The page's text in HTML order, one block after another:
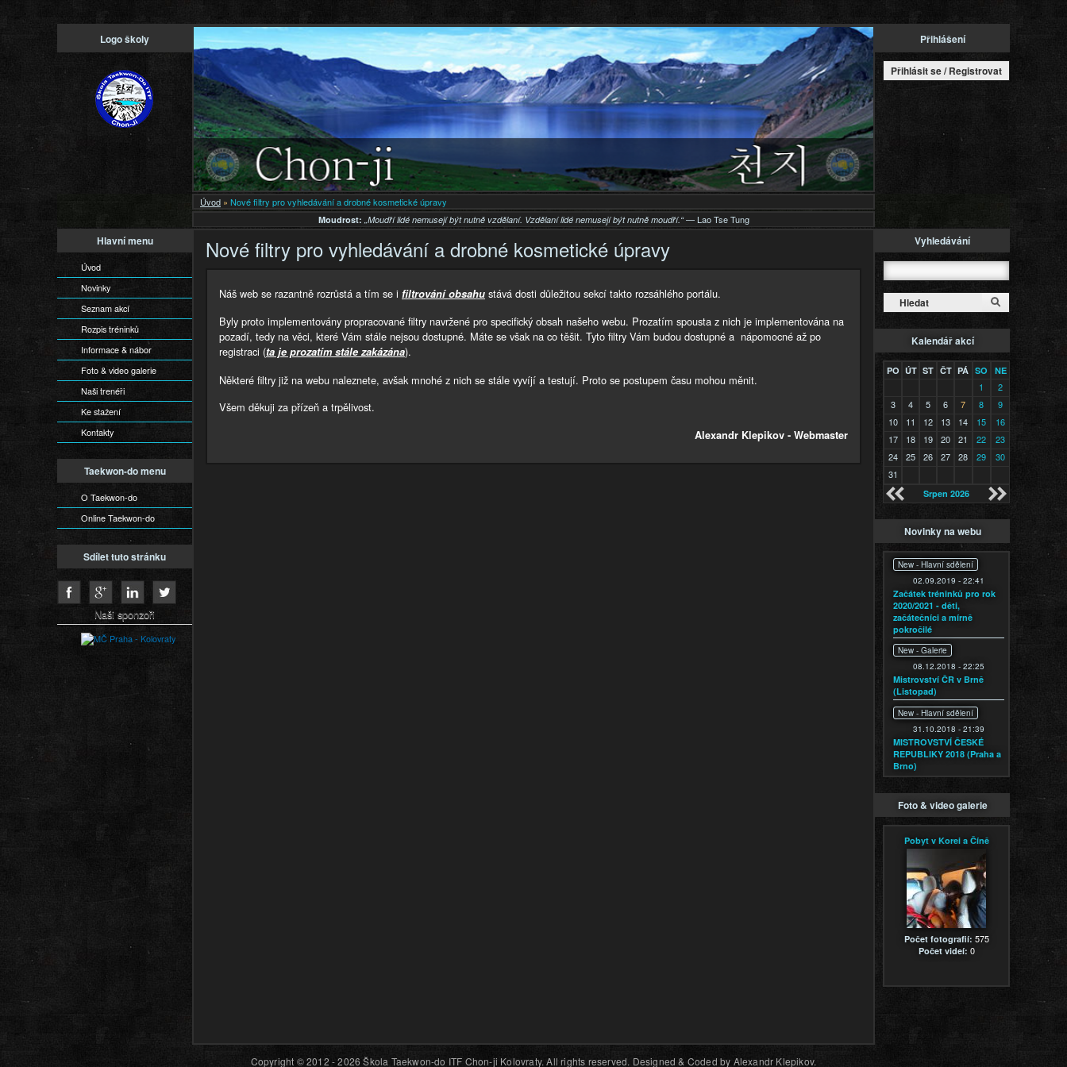
Přejít k
hlavnímu
obsahu
Logo školy Přihlášení
Přihlásit se / Registrovat
Úvod » Nové filtry pro vyhledávání a drobné kosmetické úpravy
Moudrost: „Moudří lidé nemusejí být nutně vzdělaní. Vzdělaní lidé nemusejí být nutně moudří.“ — Lao Tse Tung
Hlavní menu
Úvod
Novinky
Seznam akcí
Rozpis tréninků
Informace & nábor
Foto & video galerie
Naši trenéři
Ke stažení
Kontakty
Taekwon-do menu
O Taekwon-do
Online Taekwon-do
Sdílet tuto stránku
Naši sponzoři
Nové filtry pro vyhledávání a drobné kosmetické úpravy
Náš web se razantně rozrůstá a tím se i filtrování obsahu stává dosti důležitou sekcí takto rozsáhlého portálu.
Byly proto implementovány propracované filtry navržené pro specifický obsah našeho webu. Prozatím spousta z nich je implementována na
pozadí, tedy na věci, které Vám stále nejsou dostupné. Máte se však na co těšit. Tyto filtry Vám budou dostupné a nápomocné až po
registraci (ta je prozatím stále zakázána).
Některé filtry již na webu naleznete, avšak mnohé z nich se stále vyvíjí a testují. Proto se postupem času mohou měnit.
Všem děkuji za přízeň a trpělivost.
Alexandr Klepikov - Webmaster
Vyhledávání
Kalendář akcí
PO ÚT ST ČT PÁ SO NE
1
2
3
4 5 6 7 8
9
10
11 12 13 14 15
16
17
18 19 20 21 22
23
24
25 26 27 28 29
30
31
Srpen 2026
Novinky na webu
New - Hlavní sdělení
02.09.2019 - 22:41
Začátek tréninků pro rok
2020/2021 - děti,
začátečníci a mírně
pokročilé
New - Galerie
08.12.2018 - 22:25
Mistrovství ČR v Brně
(Listopad)
New - Hlavní sdělení
31.10.2018 - 21:39
MISTROVSTVÍ ČESKÉ
REPUBLIKY 2018 (Praha a
Brno)
Foto & video galerie
Pobyt v Korei a Číně
Počet fotografií: 575
Počet videí: 0
Copyright © 2012 - 2026 Škola Taekwon-do ITF Chon-ji Kolovraty. All rights reserved. Designed & Coded by Alexandr Klepikov.